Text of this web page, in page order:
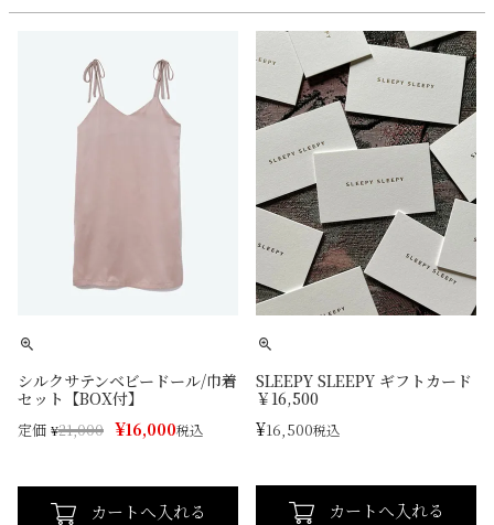
シルクサテンベビードール/巾着
セット【BOX付】
定価 ¥21,000 ¥16,000税込
カートへ入れる
SLEEPY SLEEPY ギフトカード
￥16,500
¥16,500税込
カートへ入れる